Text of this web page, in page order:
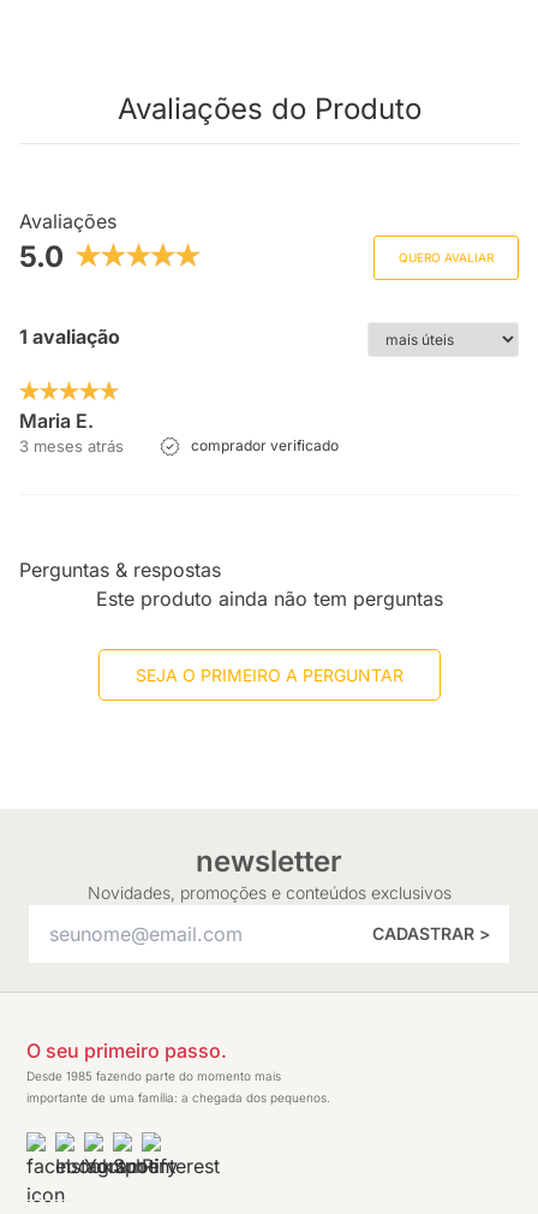
Avaliações do Produto
Avaliações
5.0 QUERO AVALIAR
1 avaliação
Maria E.
3 meses atrás comprador verificado
Perguntas & respostas
Este produto ainda não tem perguntas
SEJA O PRIMEIRO A PERGUNTAR
newsletter
Novidades, promoções e conteúdos exclusivos
CADASTRAR >
O seu primeiro passo.
Desde 1985 fazendo parte do momento mais
importante de uma família: a chegada dos pequenos.